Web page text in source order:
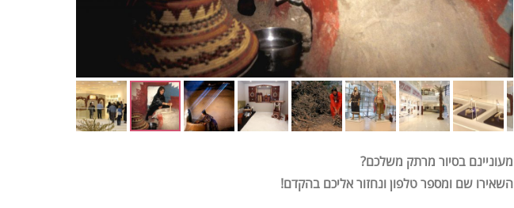
מעוניינם בסיור מרתק משלכם?
השאירו שם ומספר טלפון ונחזור אליכם בהקדם!